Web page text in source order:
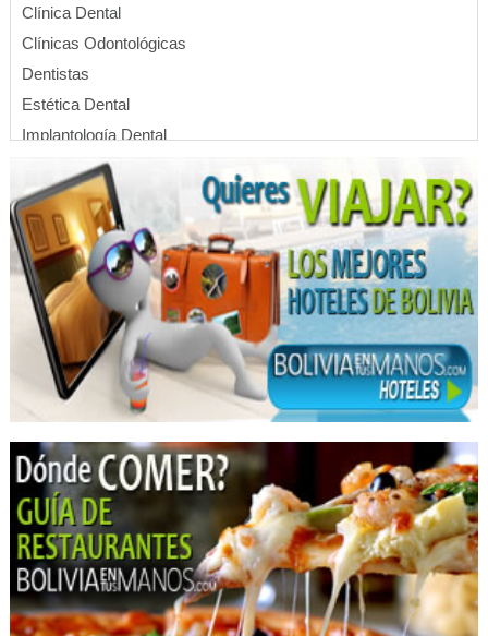
Clínica Dental
Clínicas Odontológicas
Dentistas
Estética Dental
Implantología Dental
Limpieza Dental
Médicos Odontólogos
Odontología Integral
Odontología Estética
Ortodoncia
Odontología
Consultorio Dental
Cirujano dental
Prótesis Dentales
Implantes dentales
Endodoncia
Odontopediatría
Periodoncia
Hostales
Turismo de Aventura
Turismo Ecológico